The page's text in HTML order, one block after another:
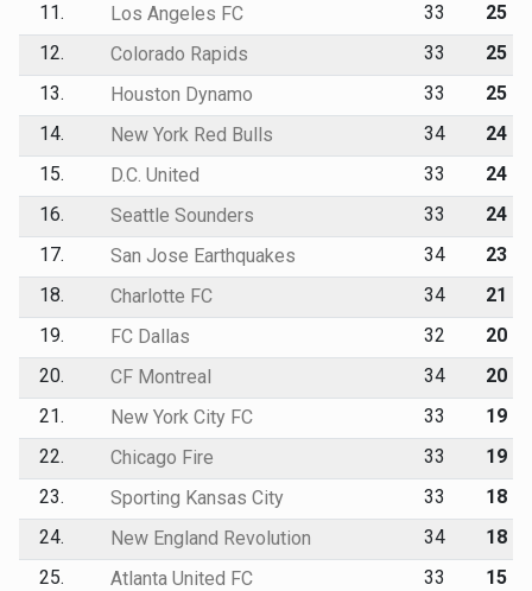
11.
Los Angeles FC 33
25
12.
Colorado Rapids 33
25
13.
Houston Dynamo 33
25
14.
New York Red Bulls 34
24
15.
D.C. United 33
24
16.
Seattle Sounders 33
24
17.
San Jose Earthquakes 34
23
18.
Charlotte FC 34
21
19.
FC Dallas 32
20
20.
CF Montreal 34
20
21.
New York City FC 33
19
22.
Chicago Fire 33
19
23.
Sporting Kansas City 33
18
24.
New England Revolution 34
18
25.
Atlanta United FC 33
15